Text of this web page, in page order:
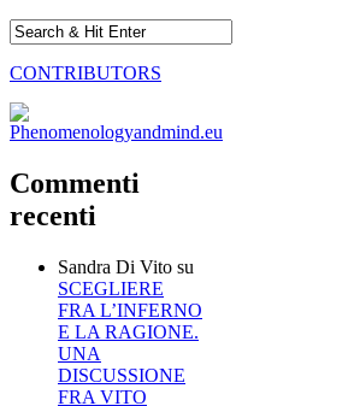
CONTRIBUTORS
Commenti
recenti
Sandra Di Vito su
SCEGLIERE
FRA L’INFERNO
E LA RAGIONE.
UNA
DISCUSSIONE
FRA VITO